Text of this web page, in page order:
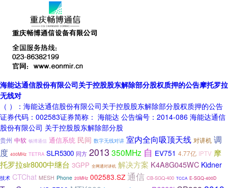
海能达通信股份有限公司关于控股股东解除部分股权质押的公告摩托罗拉
无线对
（ ）：海能达通信股份有限公司关于控股股东解除部分股权质押的公告
证券代码：002583证券简称： 海能达 公告编号：2014-086 海能达通信
股份有限公司 关于控股股东解除部分股
贵州 中软 畅博通信 通信系统 民间 数字无线对讲 室内全向吸顶天线 对讲机 调
度 400MHz TETRA SLR5300 同方 2013 350MHz 自 EV751 4.77亿 IPTV 摩
托罗拉slr8000中继台 3GPP 全网通对讲机 解决方案 K4A8G045WC Kidner
技术 CTChat MESH Phone 20MHz 002583.SZ 通信 CB-SGQ-400 TCCA E-SGQ-400D